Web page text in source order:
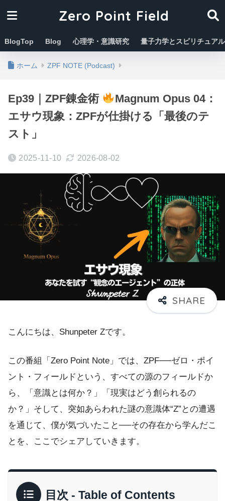
Zero Point Field
BlogTop Blog 心理学・意識研究 量子力学とスピリチュアル
ホーム ZPF NOTE (Podcast)
Ep39｜ZPF錬金術
Magnum Opus 04：
エサウ現象：ZPFが仕掛ける「最後のテ
スト」
2025-11-10 2026-08-02
こんにちは、Shunpeter Zです。
この番組「Zero Point Note」では、ZPF──ゼロ・ポイ
ント・フィールドという、すべての源のフィールドか
ら、「意識とは何か？」「現実はどう創られるの
か？」そして、突如あらわれた謎の意識体“Z”との遭遇
を通じて、僕が気づいたこと──その存在から学んだこ
とを、ここでシェアしていきます。
目次 - Table of Contents